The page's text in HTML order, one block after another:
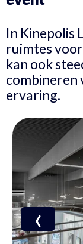
In Kinepolis
ruimtes
kan ook
combineren
ervaring.
‹